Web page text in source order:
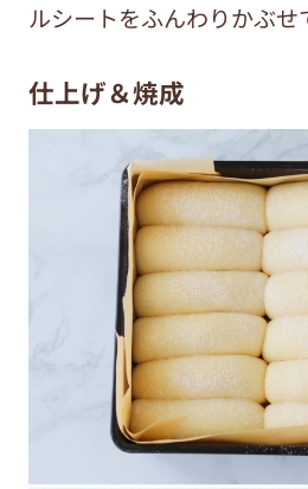
ルシートをふんわりかぶせ
仕上げ＆焼成